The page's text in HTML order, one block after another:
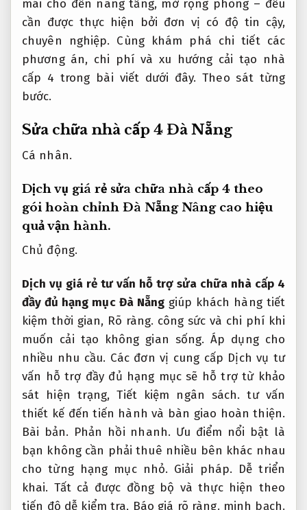
mái cho đến nâng tầng, mở rộng phòng – đều
cần được thực hiện bởi đơn vị có độ tin cậy,
chuyên nghiệp. Cùng khám phá chi tiết các
phương án, chi phí và xu hướng cải tạo nhà
cấp 4 trong bài viết dưới đây.Theo sát từng
bước.
Sửa chữa nhà cấp 4 Đà Nẵng
Cá nhân.
Dịch vụ giá rẻ sửa chữa nhà cấp 4 theo
gói hoàn chỉnh Đà NẵngNâng cao hiệu
quả vận hành.
Chủ động.
Dịch vụ giá rẻ tư vấn hỗ trợ sửa chữa nhà cấp 4
đầy đủ hạng mục Đà Nẵnggiúp khách hàng tiết
kiệm thời gian, Rõ ràng. công sức và chi phí khi
muốn cải tạo không gian sống.Áp dụng cho
nhiều nhu cầu. Các đơn vị cung cấp Dịch vụ tư
vấn hỗ trợ đầy đủ hạng mục sẽ hỗ trợ từ khảo
sát hiện trạng,Tiết kiệm ngân sách. tư vấn
thiết kế đến tiến hành và bàn giao hoàn thiện.
Bài bản. Phản hồi nhanh. Ưu điểm nổi bật là
bạn không cần phải thuê nhiều bên khác nhau
cho từng hạng mục nhỏ. Giải pháp. Dễ triển
khai. Tất cả được đồng bộ và thực hiện theo
tiến độ dễ kiểm tra, Báo giá rõ ràng. minh bạch.